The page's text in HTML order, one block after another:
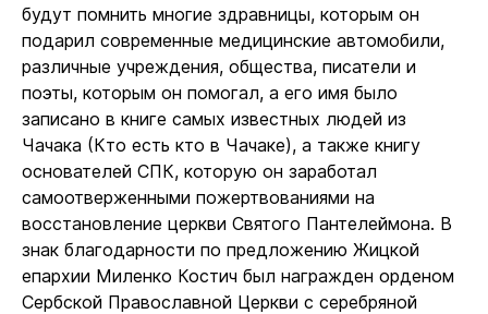
будут помнить многие здравницы, которым он
подарил современные медицинские автомобили,
различные учреждения, общества, писатели и
поэты, которым он помогал, а его имя было
записано в книге самых известных людей из
Чачака (Кто есть кто в Чачаке), а также книгу
основателей СПК, которую он заработал
самоотверженными пожертвованиями на
восстановление церкви Святого Пантелеймона. В
знак благодарности по предложению Жицкой
епархии Миленко Костич был награжден орденом
Сербской Православной Церкви с серебряной